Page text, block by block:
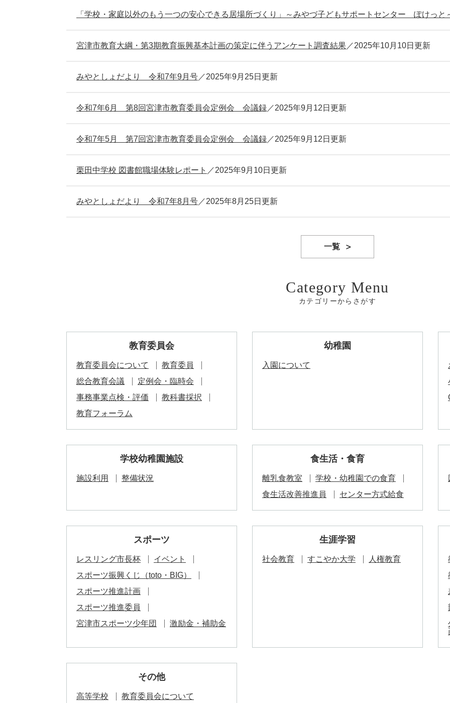
「学校・家庭以外のもう一つの安心できる居場所づくり」～みやづ子どもサポートセンター ぽけっと
宮津市教育大綱・第3期教育振興基本計画の策定に伴うアンケート調査結果 2025年10月10日更新
みやとしょだより 令和7年9月号 2025年9月25日更新
令和7年6月 第8回宮津市教育委員会定例会 会議録 2025年9月12日更新
令和7年5月 第7回宮津市教育委員会定例会 会議録 2025年9月12日更新
栗田中学校 図書館職場体験レポート 2025年9月10日更新
みやとしょだより 令和7年8月号 2025年8月25日更新
一覧
カテゴリーからさがす
教育委員会
教育委員会について
教育委員
総合教育会議
定例会・臨時会
事務事業点検・評価
教科書採択
教育フォーラム
幼稚園
入園について
学校幼稚園施設
施設利用 整備状況
食生活・食育
離乳食教室
学校・幼稚園での食育
食生活改善推進員
センター方式給食
スポーツ
レスリング市長杯
イベント
スポーツ振興くじ（toto・BIG）
スポーツ推進計画
スポーツ推進委員
宮津市スポーツ少年団
激励金・補助金
生涯学習
社会教育 すこやか大学 人権教育
その他
高等学校 教育委員会について